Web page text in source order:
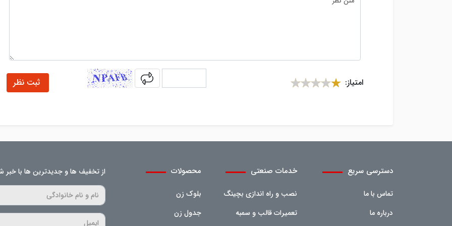
امتیاز:
captcha
ثبت نظر
دسترسی سریع
تماس با ما
درباره ما
خدمات صنعتی
نصب و راه اندازی بچینگ
تعمیرات قالب و سمبه
محصولات
بلوک زن
جدول زن
از تخفیف ها و جدیدترین ها با خبر